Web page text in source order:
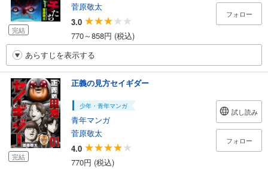
完結
菅原敬太
3.0
770～858円 (税込)
フォロー
あらすじを表示する
完結
正義の見方セイギダー
少年・青年マンガ
青年マンガ
菅原敬太
4.0
770円 (税込)
試し読み
フォロー